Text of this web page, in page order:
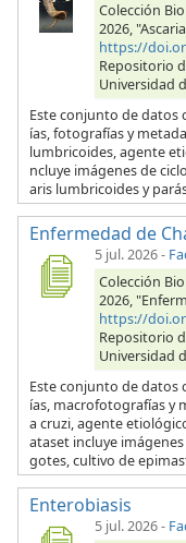
Colección
2026,
https://
Repositorio
Universidad
Este conjunto de
ías, fotografías y
lumbricoides, agente
ncluye imágenes de
aris lumbricoides y
Enfermedad de
5 jul. 2026-
Colección
2026,
https://
Repositorio
Universidad
Este conjunto de
ías, macrofotografías y
a cruzi, agente
ataset incluye
gotes, cultivo de
Enterobiasis
5 jul. 2026-